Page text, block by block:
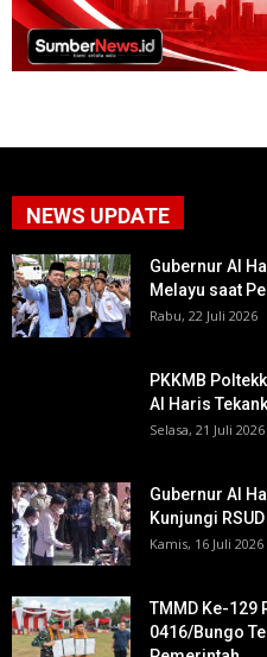
NEWS UPDATE
Gubernur Al
Melayu saat
Rabu, 22 Juli 2026
PKKMB
Al Haris
Selasa, 21 Juli 2026
Gubernur Al
Kunjungi
Kamis, 16 Juli 2026
TMMD Ke-129
0416/Bungo